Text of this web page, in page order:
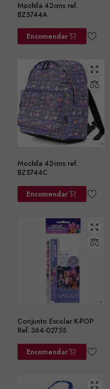
Mochila 42cms ref.
BZ5744A
Encomendar
Mochila 42cms ref.
BZ5744C
Encomendar
Conjunto Escolar K-POP
Ref. 364-02755
Encomendar